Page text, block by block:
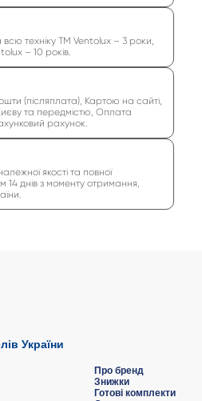
всю техніку ТМ Ventolux – 3 роки,
– 10 років.
(післяплата), Картою на сайті,
та передмістю, Оплата
рахунок.
якості та повної
14 днів з моменту отримання,
України
Про бренд
Знижки
Готові комплекти